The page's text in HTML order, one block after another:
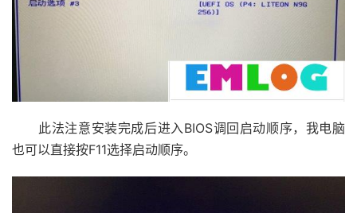
此法注意安装完成后进入BIOS调回启动顺序，我电脑
也可以直接按F11选择启动顺序。